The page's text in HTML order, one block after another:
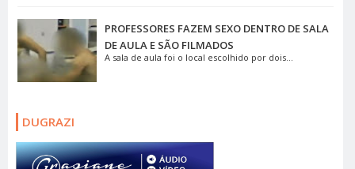
PROFESSORES FAZEM SEXO DENTRO DE SALA
DE AULA E SÃO FILMADOS
A sala de aula foi o local escolhido por dois...
DUGRAZI